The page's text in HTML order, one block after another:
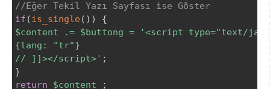
//Eğer Tekil Yazı Sayfası ise Göster
if (is_single( ) )
{
$content
.= $buttong =
'<script type="text/
{lang: "tr"}
// ]]></script>' ;
}
return
$content
;